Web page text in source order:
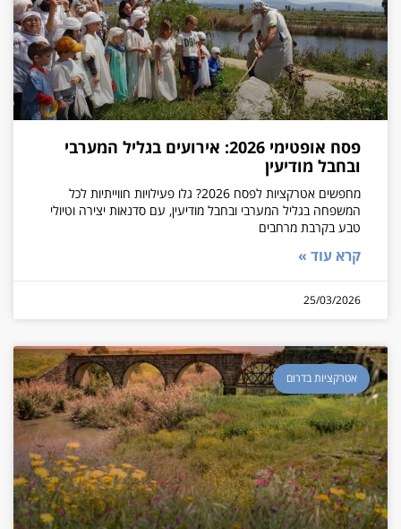
פסח אופטימי 2026: אירועים בגליל המערבי
ובחבל מודיעין
מחפשים אטרקציות לפסח 2026? גלו פעילויות חווייתיות לכל
המשפחה בגליל המערבי ובחבל מודיעין, עם סדנאות יצירה וטיולי
טבע בקרבת מרחבים
קרא עוד »
25/03/2026
אטרקציות בדרום